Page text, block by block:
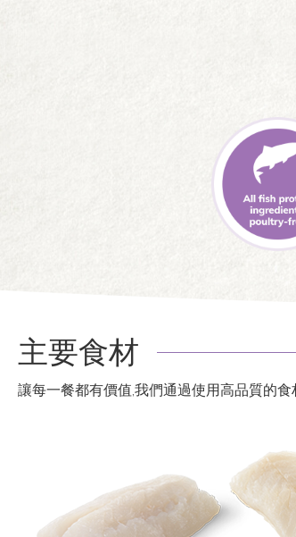
主要食材
讓每一餐都有價值,我們通過使用高品質的